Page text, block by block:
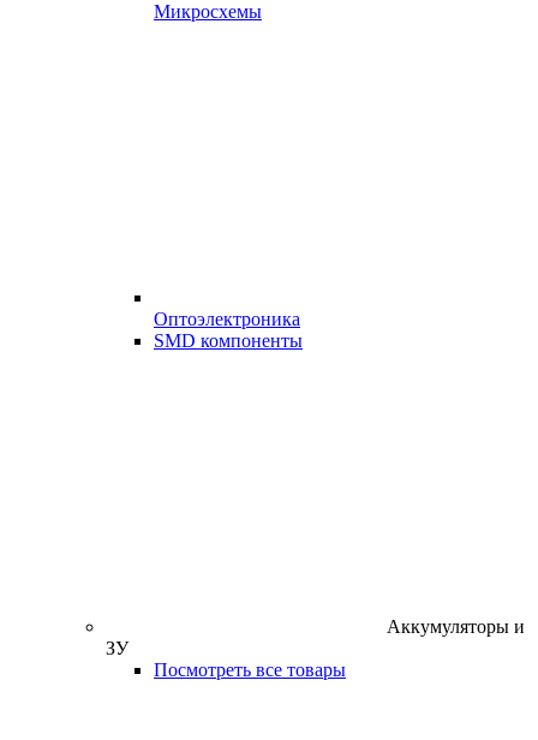
Микросхемы
Оптоэлектроника
SMD компоненты
Аккумуляторы и
ЗУ
Посмотреть все товары